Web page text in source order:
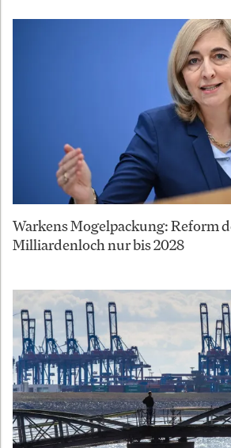
Warkens Mogelpackung: Reform
Milliardenloch nur bis 2028